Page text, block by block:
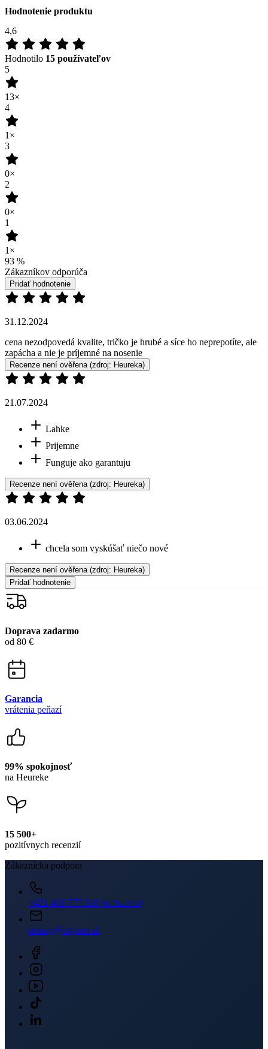
Hodnotenie produktu
4,6
Hodnotilo 15 používateľov
5
13×
4
1×
3
0×
2
0×
1
1×
93 %
Zákazníkov odporúča
Pridať hodnotenie
31.12.2024
cena nezodpovedá kvalite, tričko je hrubé a síce ho neprepotíte, ale
zapácha a nie je príjemné na nosenie
Recenze není ověřena (zdroj: Heureka)
21.07.2024
Lahke
Prijemne
Funguje ako garantuju
Recenze není ověřena (zdroj: Heureka)
03.06.2024
chcela som vyskúšať niečo nové
Recenze není ověřena (zdroj: Heureka)
Pridať hodnotenie
Doprava zadarmo
od 80 €
Garancia
vrátenia peňazí
99% spokojnosť
na Heureke
15 500+
pozitívnych recenzií
Zákaznícka podpora
+421 418 777 310 (Po-Pia 9-16)
dotazy@cityzen.sk